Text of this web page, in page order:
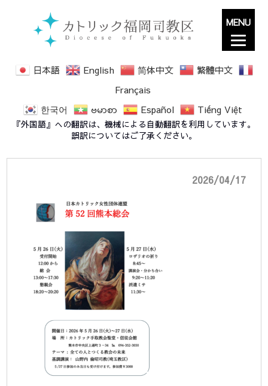
日本語 English 简体中文
繁體中文
Français
한국어
ဗမာစာ Español Tiếng Việt
『外国語』への翻訳は、機械による自動翻訳を利用しています。
誤訳についてはご了承ください。
熊本総会ポスターdocx
2026/04/17
MENU